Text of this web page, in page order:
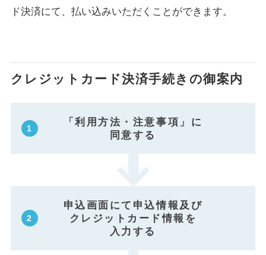
ド決済にて、払い込みいただくことができます。
クレジットカード決済手続きの御案内
「利用方法・注意事項」に
同意する
申込画面にて申込情報及び
クレジットカード情報を
入力する